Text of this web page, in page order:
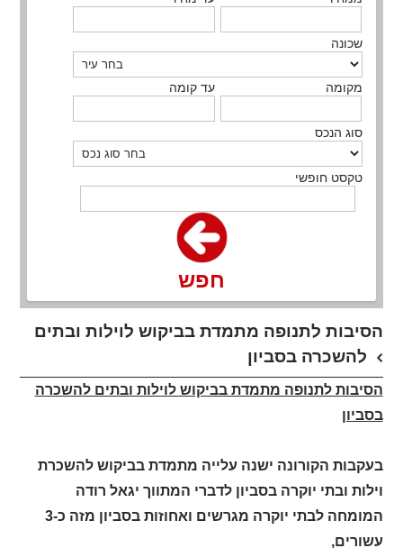
שכונה
מקומה עד קומה
סוג הנכס
טקסט חופשי
חפש
הסיבות לתנופה מתמדת בביקוש לוילות ובתים
להשכרה בסביון
הסיבות לתנופה מתמדת בביקוש לוילות ובתים להשכרה
בסביון
בעקבות הקורונה ישנה עלייה מתמדת בביקוש להשכרת
וילות ובתי יוקרה בסביון לדברי המתווך יגאל רודה
המומחה לבתי יוקרה מגרשים ואחוזות בסביון מזה כ-3
עשורים,